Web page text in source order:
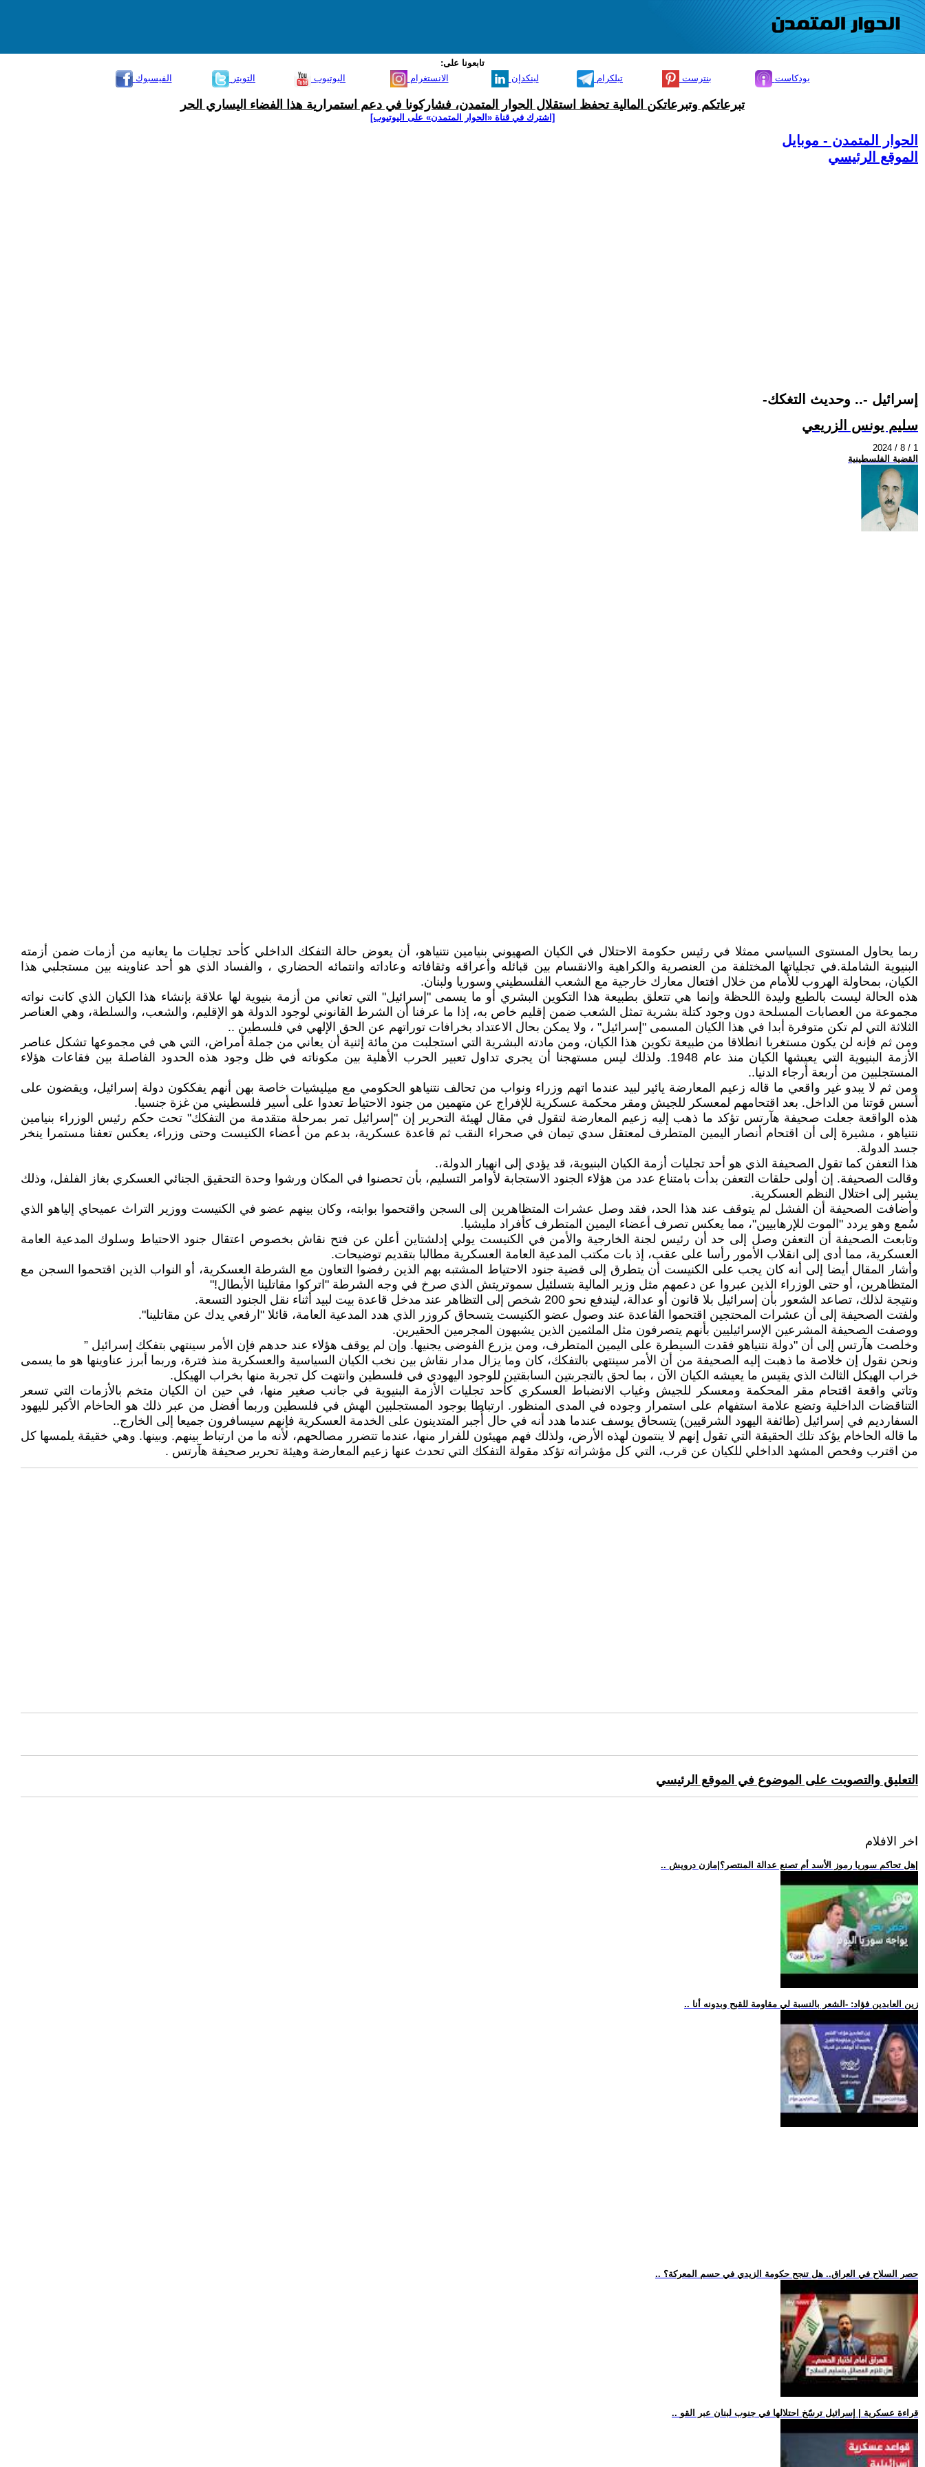
تابعونا على:
الفيسبوك
التويتر اليوتيوب الانستغرام لينكدإن تيلكرام بنترست بودكاست
تبرعاتكم وتبرعاتكن المالية تحفظ استقلال الحوار المتمدن، فشاركونا في دعم استمرارية هذا الفضاء اليساري الحر
[اشترك في قناة ‫«الحوار المتمدن» على اليوتيوب]
الحوار المتمدن - موبايل
الموقع الرئيسي
-إسرائيل -.. وحديث التغكك
سليم يونس الزريعي
2024 / 8 / 1
القضية الفلسطينية
ربما يحاول المستوى السياسي ممثلا في رئيس حكومة الاحتلال في الكيان الصهيوني بنيامين نتنياهو، أن يعوض حالة التفكك الداخلي كأحد تجليات ما يعانيه من أزمات ضمن أزمته
البنيوية الشاملة.في تجلياتها المختلفة من العنصرية والكراهية والانقسام بين قبائله وأعراقه وثقافاته وعاداته وانتمائه الحضاري ، والفساد الذي هو أحد عناوينه بين مستجلبي هذا
الكيان، بمحاولة الهروب للأمام من خلال افتعال معارك خارجية مع الشعب الفلسطيني وسوريا ولبنان.
هذه الحالة ليست بالطبع وليدة اللحظة وإنما هي تتعلق بطبيعة هذا التكوين البشري أو ما يسمى "إسرائيل" التي تعاني من أزمة بنيوية لها علاقة بإنشاء هذا الكيان الذي كانت نواته
مجموعة من العصابات المسلحة دون وجود كتلة بشرية تمثل الشعب ضمن إقليم خاص به، إذا ما عرفنا أن الشرط القانوني لوجود الدولة هو الإقليم، والشعب، والسلطة، وهي العناصر
الثلاثة التي لم تكن متوفرة أبدا في هذا الكيان المسمى "إسرائيل" ، ولا يمكن بحال الاعتداد بخرافات توراتهم عن الحق الإلهي في فلسطين ..
ومن ثم فإنه لن يكون مستغربا انطلاقا من طبيعة تكوين هذا الكيان، ومن مادته البشرية التي استجلبت من مائة إثنية أن يعاني من جملة أمراض، التي هي في مجموعها تشكل عناصر
الأزمة البنيوية التي يعيشها الكيان منذ عام 1948. ولذلك ليس مستهجنا أن يجري تداول تعبير الحرب الأهلية بين مكوناته في ظل وجود هذه الحدود الفاصلة بين فقاعات هؤلاء
المستجلبين من أربعة أرجاء الدنيا..
ومن ثم لا يبدو غير واقعي ما قاله زعيم المعارضة يائير لبيد عندما اتهم وزراء ونواب من تحالف نتنياهو الحكومي مع ميليشيات خاصة بهن أنهم يفككون دولة إسرائيل، ويقضون على
أسس قوتنا من الداخل. بعد اقتحامهم لمعسكر للجيش ومقر محكمة عسكرية للإفراج عن متهمين من جنود الاحتياط تعدوا على أسير فلسطيني من غزة جنسيا.
هذه الواقعة جعلت صحيفة ه‍آرتس تؤكد ما ذهب إليه زعيم المعارضة لتقول في مقال لهيئة التحرير إن "إسرائيل تمر بمرحلة متقدمة من التفكك" تحت حكم رئيس الوزراء بنيامين
نتنياهو ، مشيرة إلى أن اقتحام أنصار اليمين المتطرف لمعتقل سدي تيمان في صحراء النقب ثم قاعدة عسكرية، بدعم من أعضاء الكنيست وحتى وزراء، يعكس تعفنا مستمرا ينخر
جسد الدولة.
هذا التعفن كما تقول الصحيفة الذي هو أحد تجليات أزمة الكيان البنيوية، قد يؤدي إلى انهيار الدولة،.
وقالت الصحيفة. إن أولى حلقات التعفن بدأت بامتناع عدد من هؤلاء الجنود الاستجابة لأوامر التسليم، بأن تحصنوا في المكان ورشوا وحدة التحقيق الجنائي العسكري بغاز الفلفل، وذلك
يشير إلى اختلال النظم العسكرية.
وأضافت الصحيفة أن الفشل لم يتوقف عند هذا الحد، فقد وصل عشرات المتظاهرين إلى السجن واقتحموا بوابته، وكان بينهم عضو في الكنيست ووزير التراث عميحاي إلياهو الذي
سُمع وهو يردد "الموت للإرهابيين"، مما يعكس تصرف أعضاء اليمين المتطرف كأفراد مليشيا.
وتابعت الصحيفة أن التعفن وصل إلى حد أن رئيس لجنة الخارجية والأمن في الكنيست يولي إدلشتاين أعلن عن فتح نقاش بخصوص اعتقال جنود الاحتياط وسلوك المدعية العامة
العسكرية، مما أدى إلى انقلاب الأمور رأسا على عقب، إذ بات مكتب المدعية العامة العسكرية مطالبا بتقديم توضيحات.
وأشار المقال أيضا إلى أنه كان يجب على الكنيست أن يتطرق إلى قضية جنود الاحتياط المشتبه بهم الذين رفضوا التعاون مع الشرطة العسكرية، أو النواب الذين اقتحموا السجن مع
المتظاهرين، أو حتى الوزراء الذين عبروا عن دعمهم مثل وزير المالية بتسلئيل سموتريتش الذي صرخ في وجه الشرطة "اتركوا مقاتلينا الأبطال!"
ونتيجة لذلك، تصاعد الشعور بأن إسرائيل بلا قانون أو عدالة، ليندفع نحو 200 شخص إلى التظاهر عند مدخل قاعدة بيت لبيد أثناء نقل الجنود التسعة.
ولفتت الصحيفة إلى أن عشرات المحتجين اقتحموا القاعدة عند وصول عضو الكنيست يتسحاق كروزر الذي هدد المدعية العامة، قائلا "ارفعي يدك عن مقاتلينا".
ووصفت الصحيفة المشرعين الإسرائيليين بأنهم يتصرفون مثل الملثمين الذين يشبهون المجرمين الحقيرين.
وخلصت هآرتس إلى أن "دولة نتنياهو فقدت السيطرة على اليمين المتطرف، ومن يزرع الفوضى يجنيها. وإن لم يوقف هؤلاء عند حدهم فإن الأمر سينتهي بتفكك إسرائيل ”
ونحن نقول إن خلاصة ما ذهبت إليه الصحيفة من أن الأمر سينتهي بالتفكك، كان وما يزال مدار نقاش بين نخب الكيان السياسية والعسكرية منذ فترة، وربما أبرز عناوينها هو ما يسمى
خراب الهيكل الثالث الذي يقيس ما يعيشه الكيان الآن ، بما لحق بالتجربتين السابقتين للوجود اليهودي في فلسطين وانتهت كل تجربة منها بخراب الهيكل.
وتاتي واقعة اقتحام مقر المحكمة ومعسكر للجيش وغياب الانضباط العسكري كأحد تجليات الأزمة البنيوية في جانب صغير منها، في حين ان الكيان متخم بالأزمات التي تسعر
التناقضات الداخلية وتضع علامة استفهام على استمرار وجوده في المدى المنظور. ارتباطا بوجود المستجلبين الهش في فلسطين وربما أفضل من عبر ذلك هو الحاخام الأكبر لليهود
السفارديم في إسرائيل (طائفة اليهود الشرقيين) يتسحاق يوسف عندما هدد أنه في حال أُجبر المتدينون على الخدمة العسكرية فإنهم سيسافرون جميعا إلى الخارج..
ما قاله الحاخام يؤكد تلك الحقيقة التي تقول إنهم لا ينتمون لهذه الأرض، ولذلك فهم مهيئون للفرار منها، عندما تتضرر مصالحهم، لأنه ما من ارتباط بينهم. وبينها. وهي خقيقة يلمسها كل
من اقترب وفحص المشهد الداخلي للكيان عن قرب، التي كل مؤشراته تؤكد مقولة التفكك التي تحدث عنها زعيم المعارضة وهيئة تحرير صحيفة هآرتس .
التعليق والتصويت على الموضوع في الموقع الرئيسي
اخر الافلام
.. زين العابدين فؤاد: -الشعر بالنسبة لي مقاومة للقبح وبدونه أنا
.. حصر السلاح في العراق.. هل تنجح حكومة الزيدي في حسم المعركة؟
.. قراءة عسكرية | إسرائيل ترسّخ احتلالها في جنوب لبنان عبر القو